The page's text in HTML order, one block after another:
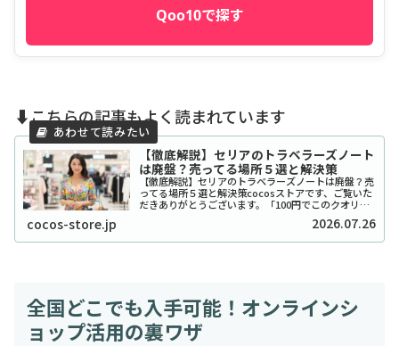
Qoo10で探す
⬇️こちらの記事もよく読まれています
【徹底解説】セリアのトラベラーズノート
は廃盤？売ってる場所５選と解決策
【徹底解説】セリアのトラベラーズノートは廃盤？売
ってる場所５選と解決策cocosストアです、ご覧いた
だきありがとうございます。「100円でこのクオリテ
ベラーズノート風リフィルやカバーですが、...
cocos-store.jp 2026.07.26
全国どこでも入手可能！オンラインシ
ョップ活用の裏ワザ